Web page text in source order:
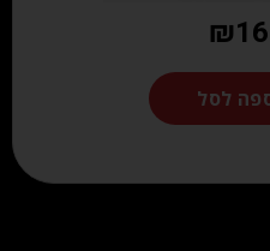
₪
לסל